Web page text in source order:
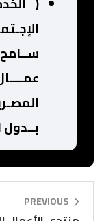
بــدول
PREVIOUS